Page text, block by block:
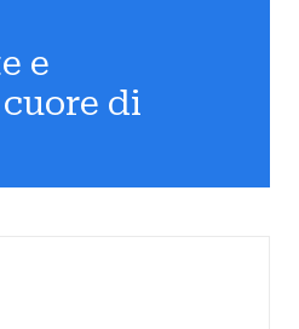
e
di